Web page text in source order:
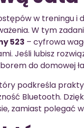
w treningu i
W tym
523 – cyfrowa
Jeśli lubisz
do domowej
podkreśla
Bluetooth.
zamiast polegać